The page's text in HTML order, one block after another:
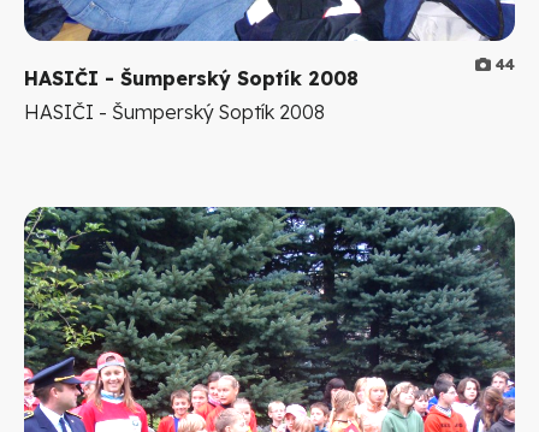
44
HASIČI - Šumperský Soptík 2008
HASIČI - Šumperský Soptík 2008